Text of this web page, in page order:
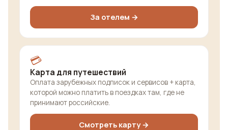
За отелем →
💳
Карта для путешествий
Оплата зарубежных подписок и сервисов + карта,
которой можно платить в поездках там, где не
принимают российские.
Смотреть карту →